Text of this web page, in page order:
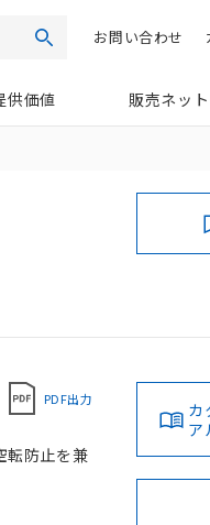
検索お問い合わせ
供価値 販売ネッ
PDF出力
転防止を兼
カ
ア